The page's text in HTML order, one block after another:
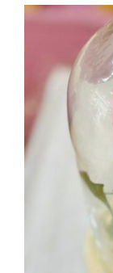
DETALLES